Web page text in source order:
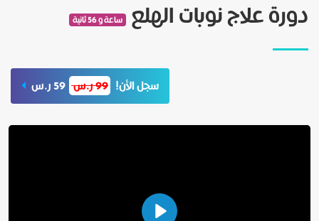
دورة علاج نوبات الهلع ساعة و 56 ثانية
سجل الأن! 99 ر.س 59 ر.س